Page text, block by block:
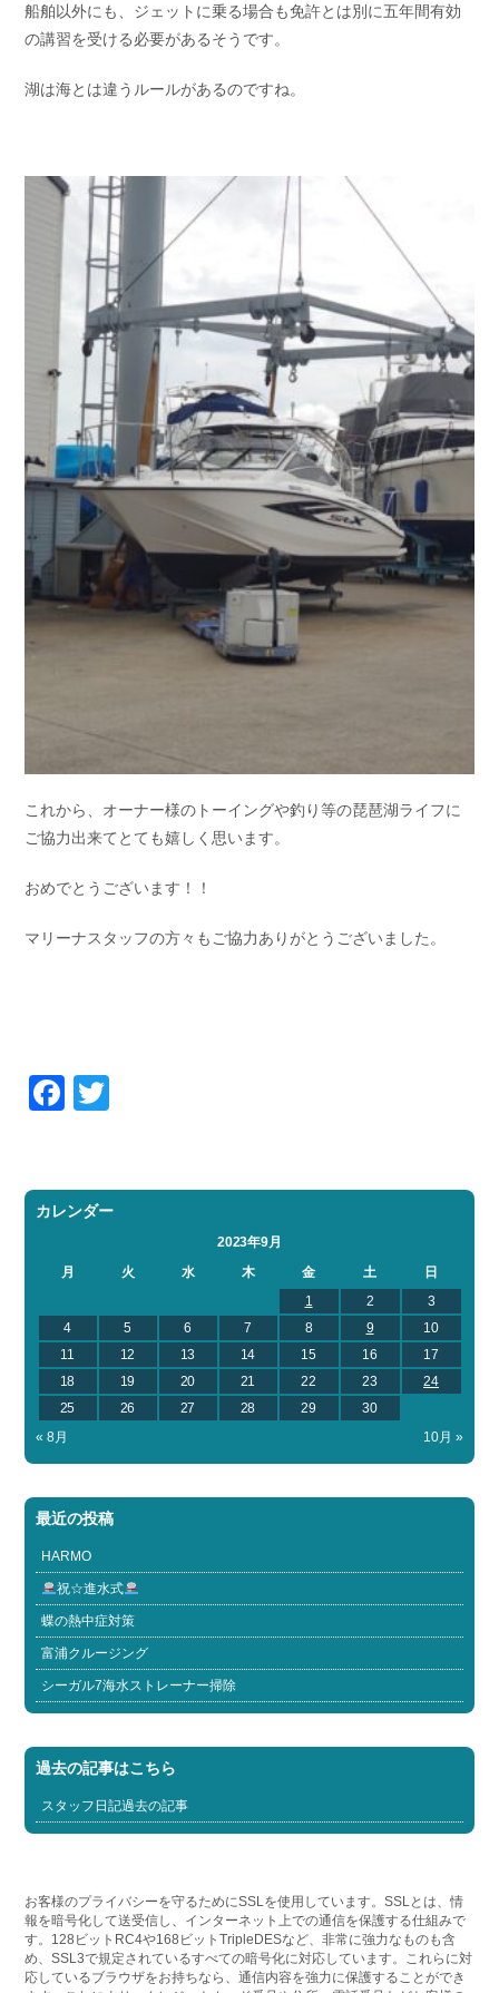
船舶以外にも、ジェットに乗る場合も免許とは別に五年間有効
の講習を受ける必要があるそうです。
湖は海とは違うルールがあるのですね。
これから、オーナー様のトーイングや釣り等の琵琶湖ライフに
ご協力出来てとても嬉しく思います。
おめでとうございます！！
マリーナスタッフの方々もご協力ありがとうございました。
Facebook
カレンダー
2023年9月
月
火 水 木 金 土
日
1
2
3
4
5 6 7 8 9
10
11
12 13 14 15 16
17
18
19 20 21 22 23
24
25
26 27 28 29
30
« 8月
10月 »
最近の投稿
HARMO
祝☆進水式
蝶の熱中症対策
富浦クルージング
シーガル7海水ストレーナー掃除
過去の記事はこちら
スタッフ日記過去の記事
お客様のプライバシーを守るためにSSLを使用しています。SSLとは、情
報を暗号化して送受信し、インターネット上での通信を保護する仕組みで
す。128ビットRC4や168ビットTripleDESなど、非常に強力なものも含
め、SSL3で規定されているすべての暗号化に対応しています。これらに対
応しているブラウザをお持ちなら、通信内容を強力に保護することができ